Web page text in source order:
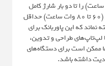
متوسط (۴۰ تا ۵۰ وات ساعت) را تا دو بار شارژ کامل
کند و برای لپ‌تاپ‌های با باتری بزرگ‌تر (۶۰ تا ۸۰ وات ساعت) حداقل
نماند که این پاوربانک برای
مک‌بوک پرو ۱۵ اینچ یا لپ‌تاپ‌های طراحی و تدوین،
ممکن است برای دستگاه‌های